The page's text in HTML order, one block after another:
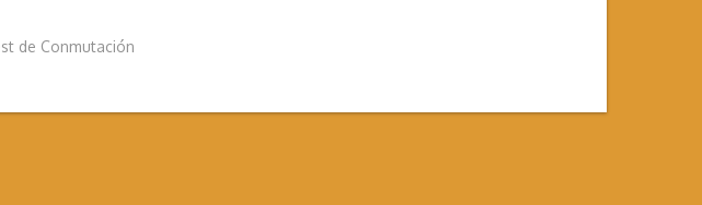
de Conmutación